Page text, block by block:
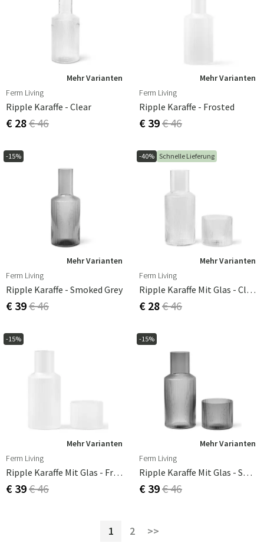
Mehr Varianten
Ferm Living
Ripple Karaffe - Clear
€ 28€ 46
Mehr Varianten
Ferm Living
Ripple Karaffe - Frosted
€ 39€ 46
-15%
Mehr Varianten
Ferm Living
Ripple Karaffe - Smoked Grey
€ 39€ 46
-40% Schnelle Lieferung
Mehr Varianten
Ferm Living
Ripple Karaffe Mit Glas - Clear
€ 28€ 46
-15%
Mehr Varianten
Ferm Living
Ripple Karaffe Mit Glas - Frosted
€ 39€ 46
-15%
Mehr Varianten
Ferm Living
Ripple Karaffe Mit Glas - Smoked Grey
€ 39€ 46
1 2 >>